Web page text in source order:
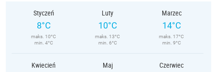
Styczeń
8°C
maks. 10°C
min. 4°C
Luty
10°C
maks. 13°C
min. 6°C
Marzec
14°C
maks. 17°C
min. 9°C
Kwiecień Maj Czerwiec